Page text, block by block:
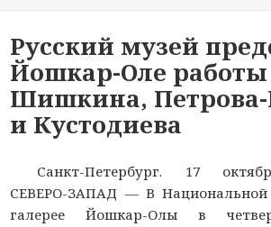
Русский музей
Йошкар-Оле работы
Шишкина,
и Кустодиева
Санкт-Петербург. 17
СЕВЕРО-ЗАПАД — В Национальной
галерее Йошкар-Олы в